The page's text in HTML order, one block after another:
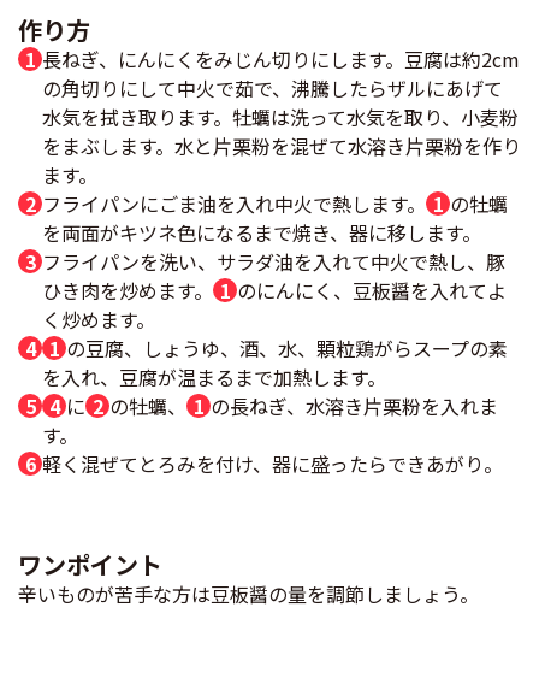
作り方
長ねぎ、にんにくをみじん切りにします。豆腐は約2cm
の角切りにして中火で茹で、沸騰したらザルにあげて
水気を拭き取ります。牡蠣は洗って水気を取り、小麦粉
をまぶします。水と片栗粉を混ぜて水溶き片栗粉を作り
ます。
フライパンにごま油を入れ中火で熱します。
1 の牡蠣
を両面がキツネ色になるまで焼き、器に移します。
フライパンを洗い、サラダ油を入れて中火で熱し、豚
ひき肉を炒めます。
1 のにんにく、豆板醤を入れてよ
く炒めます。
1 の豆腐、しょうゆ、酒、水、顆粒鶏がらスープの素
を入れ、豆腐が温まるまで加熱します。
4 に 2 の牡蠣、 1 の長ねぎ、水溶き片栗粉を入れま
す。
軽く混ぜてとろみを付け、器に盛ったらできあがり。
ワンポイント
辛いものが苦手な方は豆板醤の量を調節しましょう。